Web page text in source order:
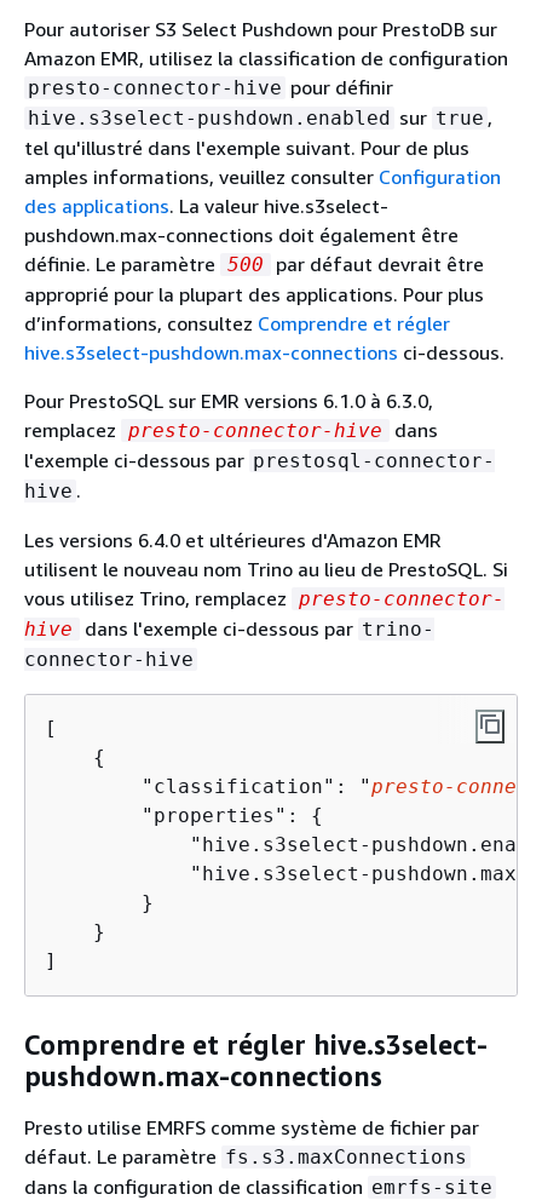
Pour autoriser S3 Select Pushdown pour PrestoDB sur
Amazon EMR, utilisez la classification de configuration
presto-connector-hive pour définir
hive.s3select-pushdown.enabled sur true ,
tel qu'illustré dans l'exemple suivant. Pour de plus
amples informations, veuillez consulter Configuration
des applications. La valeur hive.s3select-
pushdown.max-connections doit également être
définie. Le paramètre 500
par défaut devrait être
approprié pour la plupart des applications. Pour plus
d’informations, consultez Comprendre et régler
hive.s3select-pushdown.max-connections ci-dessous.
Pour PrestoSQL sur EMR versions 6.1.0 à 6.3.0,
remplacez presto-connector-hive
dans
l'exemple ci-dessous par prestosql-connector-
hive .
Les versions 6.4.0 et ultérieures d'Amazon EMR
utilisent le nouveau nom Trino au lieu de PrestoSQL. Si
vous utilisez Trino, remplacez presto-connector-
hive
dans l'exemple ci-dessous par trino-
connector-hive
[
{
        "classification": "
presto-
        "properties":
{
"hive.s3select-
"hive.s3select-pushdown.max-
        }
    }
Comprendre et régler hive.s3select-
pushdown.max-connections
Presto utilise EMRFS comme système de fichier par
défaut. Le paramètre fs.s3.maxConnections
dans la configuration de classification emrfs-site